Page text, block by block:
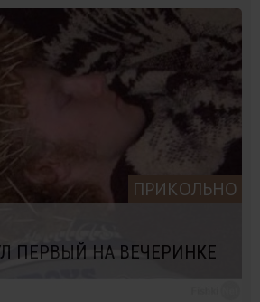
ПРИКОЛЬНО
ПЕРВЫЙ НА ВЕЧЕРИНКЕ